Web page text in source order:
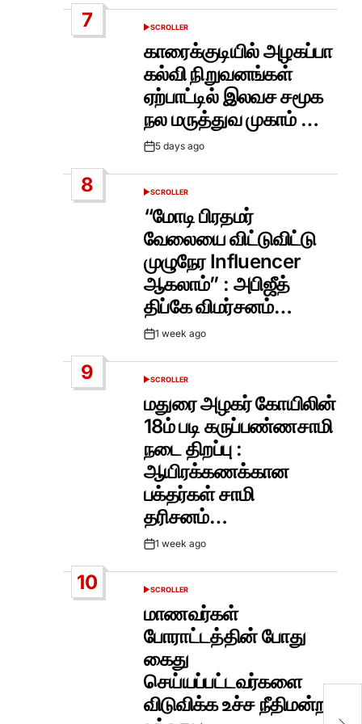
7
POSTED
SCROLLER
காரைக்குடியில் அழகப்பா
கல்வி நிறுவனங்கள்
ஏற்பாட்டில் இலவச சமூக
நல மருத்துவ முகாம் …
Post5 days ago
8
POSTED
SCROLLER
“மோடி பிரதமர்
வேலையை விட்டுவிட்டு
முழுநேர Influencer
ஆகலாம்” : அபிஜீத்
திப்கே விமர்சனம்…
Post1 week ago
9
POSTED
SCROLLER
மதுரை அழகர் கோயிலின்
18ம் படி கருப்பண்ணசாமி
நடை திறப்பு :
ஆயிரக்கணக்கான
பக்தர்கள் சாமி
தரிசனம்…
Post1 week ago
10
POSTED
SCROLLER
மாணவர்கள்
போராட்டத்தின் போது
கைது
செய்யப்பட்டவர்களை
விடுவிக்க உச்ச நீதிமன்றம்